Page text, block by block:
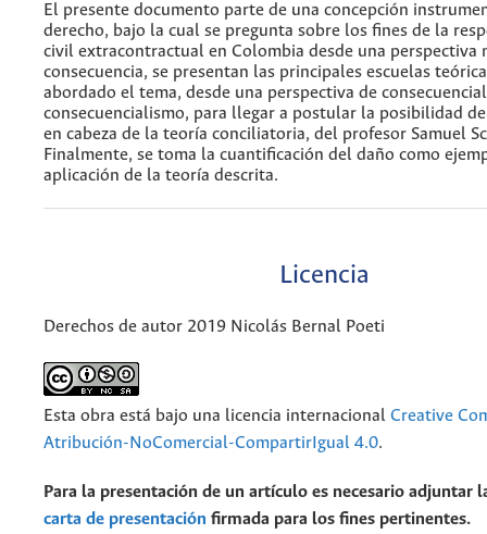
El presente documento parte de una concepción
derecho, bajo la cual se pregunta sobre los fines de la
civil extracontractual en Colombia desde una perspectiva
consecuencia, se presentan las principales escuelas
abordado el tema, desde una perspectiva de
consecuencialismo, para llegar a postular la posibilidad
en cabeza de la teoría conciliatoria, del profesor Samuel
Finalmente, se toma la cuantificación del daño como
aplicación de la teoría descrita.
Licencia
Derechos de autor 2019 Nicolás Bernal Poeti
Esta obra está bajo una licencia internacional Creative
Atribución-NoComercial-CompartirIgual 4.0.
Para la presentación de un artículo es necesario adjuntar
carta de presentación firmada para los fines pertinentes.